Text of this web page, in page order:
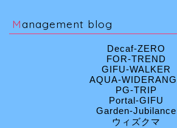
Management blog
Decaf-ZERO
FOR-TREND
GIFU-WALKER
AQUA-
PG-TRIP
Portal-GIFU
Garden-Jubilance
ウィズクマ